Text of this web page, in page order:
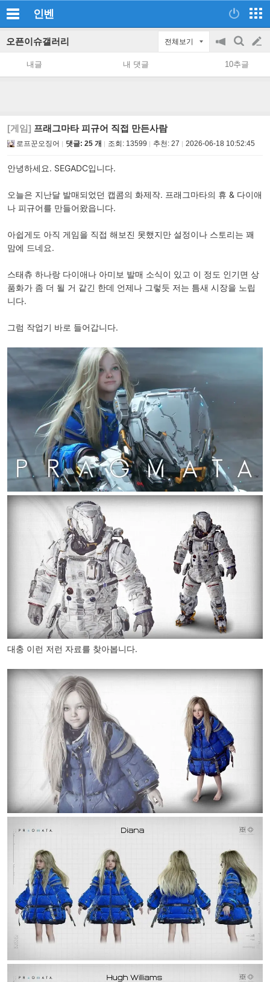
인벤
오픈이슈갤러리 전체보기
공
지
on/off
검
색
글
쓰
내글 내 댓글 10추글
[게임] 프래그마타 피규어 직접 만든사람
로프꾼오징어 댓글: 25 개 조회: 13599 추천: 27 2026-06-18 10:52:45
안녕하세요. SEGADC입니다.
오늘은 지난달 발매되었던 캡콤의 화제작. 프래그마타의 휴 & 다이애
나 피규어를 만들어왔읍니다.
아쉽게도 아직 게임을 직접 해보진 못했지만 설정이나 스토리는 꽤
맘에 드네요.
스태츄 하나랑 다이애나 아미보 발매 소식이 있고 이 정도 인기면 상
품화가 좀 더 될 거 같긴 한데 언제나 그렇듯 저는 틈새 시장을 노립
니다.
그럼 작업기 바로 들어갑니다.
대충 이런 저런 자료를 찾아봅니다.